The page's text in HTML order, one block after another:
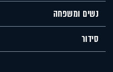
נשים ומשפחה
סידור